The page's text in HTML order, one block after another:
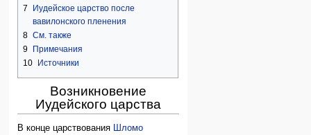
7
Иудейское царство после
вавилонского пленения
8 См. также
9
Примечания
10
Источники
Возникновение
Иудейского царства
В конце царствования Шломо